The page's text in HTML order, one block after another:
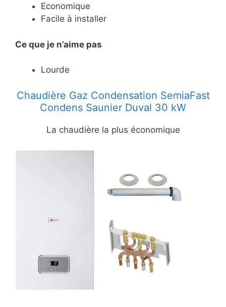
Economique
Facile à installer
Ce que je n’aime pas
Lourde
Chaudière Gaz Condensation SemiaFast
Condens Saunier Duval 30 kW
La chaudière la plus économique